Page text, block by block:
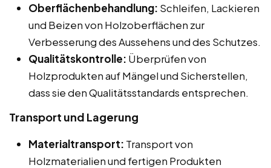
Oberflächenbehandlung: Schleifen, Lackieren
und Beizen von Holzoberflächen zur
Verbesserung des Aussehens und des Schutzes.
Qualitätskontrolle: Überprüfen von
Holzprodukten auf Mängel und Sicherstellen,
dass sie den Qualitätsstandards entsprechen.
Transport und Lagerung
Materialtransport: Transport von
Holzmaterialien und fertigen Produkten